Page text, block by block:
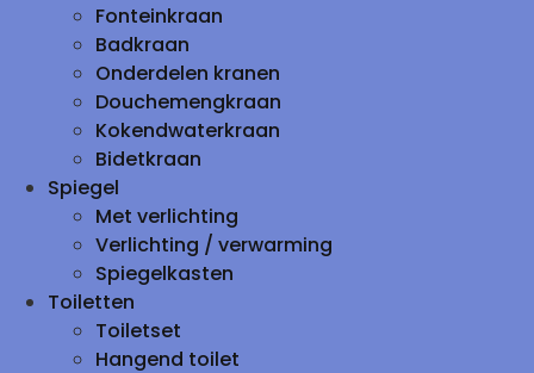
Fonteinkraan
Badkraan
Onderdelen kranen
Douchemengkraan
Kokendwaterkraan
Bidetkraan
Spiegel
Met verlichting
Verlichting / verwarming
Spiegelkasten
Toiletten
Toiletset
Hangend toilet